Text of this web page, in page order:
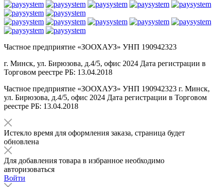
Частное предприятие «ЗООХАУЗ» УНП 190942323
г. Минск, ул. Бирюзова, д.4/5, офис 2024 Дата регистрации в
Торговом реестре РБ: 13.04.2018
Частное предприятие «ЗООХАУЗ» УНП 190942323 г. Минск,
ул. Бирюзова, д.4/5, офис 2024 Дата регистрации в Торговом
реестре РБ: 13.04.2018
Истекло время для оформления заказа, страница будет
обновлена
Для добавления товара в избранное необходимо
авторизоваться
Войти